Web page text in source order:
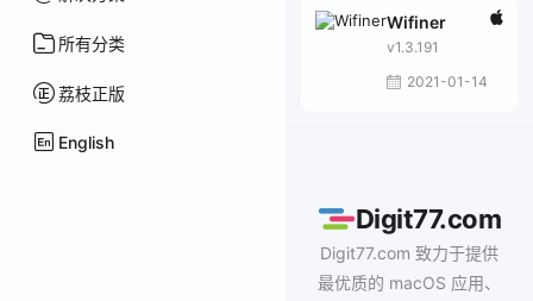
所有分类
荔枝正版
English
Wifiner
v1.3.191
2021-01-14
Digit77.com
Digit77.com 致力于提供
最优质的 macOS 应用、